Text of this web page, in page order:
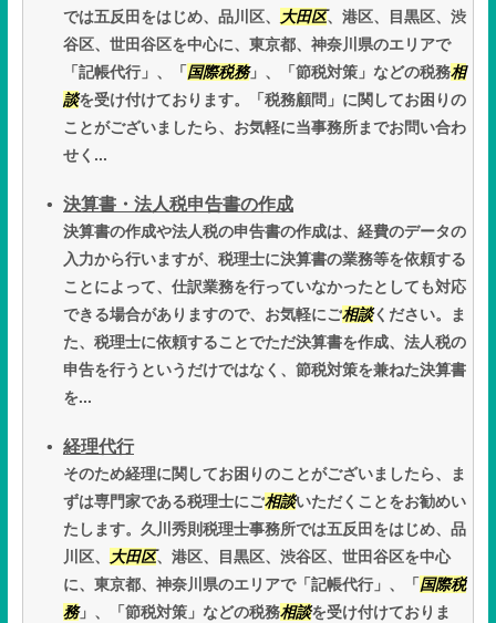
では五反田をはじめ、品川区、 大田区、港区、目黒区、渋
谷区、世田谷区を中心に、東京都、神奈川県のエリアで
「記帳代行」、「 国際税務」、「節税対策」などの税務相
談を受け付けております。「税務顧問」に関してお困りの
ことがございましたら、お気軽に当事務所までお問い合わ
せく...
決算書・法人税申告書の作成
決算書の作成や法人税の申告書の作成は、経費のデータの
入力から行いますが、税理士に決算書の業務等を依頼する
ことによって、仕訳業務を行っていなかったとしても対応
できる場合がありますので、お気軽にご相談ください。ま
た、税理士に依頼することでただ決算書を作成、法人税の
申告を行うというだけではなく、節税対策を兼ねた決算書
を...
経理代行
そのため経理に関してお困りのことがございましたら、ま
ずは専門家である税理士にご相談いただくことをお勧めい
たします。久川秀則税理士事務所では五反田をはじめ、品
川区、 大田区、港区、目黒区、渋谷区、世田谷区を中心
に、東京都、神奈川県のエリアで「記帳代行」、「 国際税
務」、「節税対策」などの税務相談を受け付けておりま